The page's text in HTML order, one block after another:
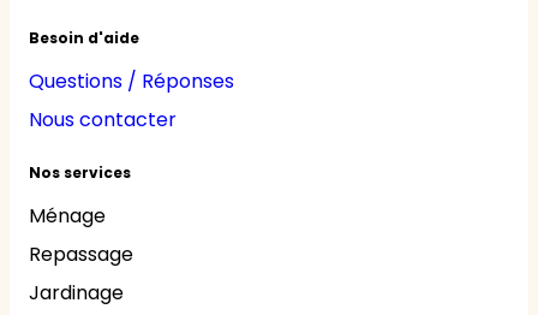
Besoin d'aide
Questions / Réponses
Nous contacter
Nos services
Ménage
Repassage
Jardinage